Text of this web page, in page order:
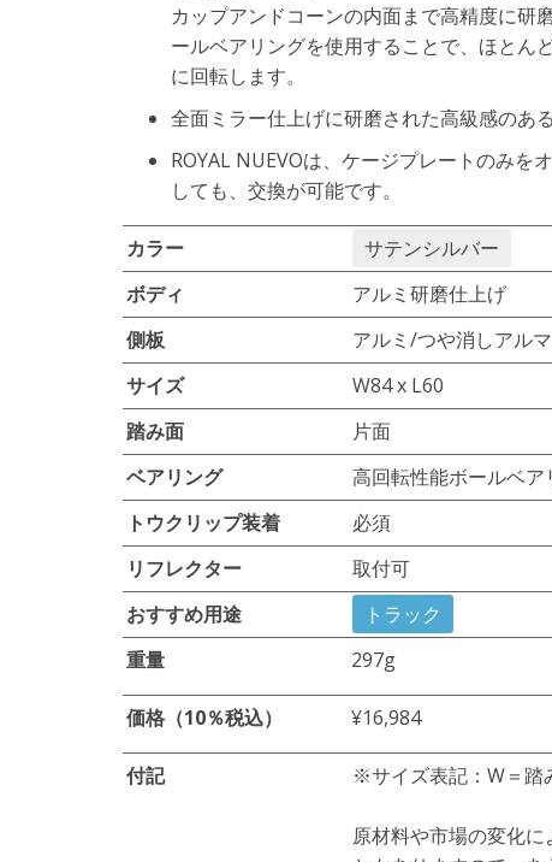
カップアンドコーンの内面まで高精度に研
ールベアリングを使用することで、ほとん
に回転します。
全面ミラー仕上げに研磨された高級感のあ
ROYAL NUEVOは、ケージプレートのみを
しても、交換が可能です。
カラー
サテンシルバー
ボディ
アルミ研磨仕上げ
側板
アルミ/つや消しアル
サイズ
W84 x L60
踏み面
片面
ベアリング
高回転性能ボールベア
トウクリップ装着
必須
リフレクター
取付可
おすすめ用途
トラック
重量
297g
価格（10％税込） ¥16,984
付記 ※サイズ表記：W＝踏
原材料や市場の変化